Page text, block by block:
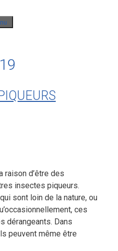
raison d’être des
insectes piqueurs.
sont loin de la nature, ou
ces
dérangeants. Dans
peuvent même être